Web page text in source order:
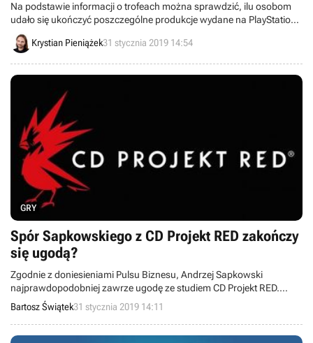
Na podstawie informacji o trofeach można sprawdzić, ilu osobom
udało się ukończyć poszczególne produkcje wydane na PlayStation
4. Jak się okazuje, większość tytułów ma problem z przykuciem
graczy do ekranów aż do finałowych scen.
Krystian Pieniążek31 stycznia 2019 14:54
GRY
Spór Sapkowskiego z CD Projekt RED zakończy
się ugodą?
Zgodnie z doniesieniami Pulsu Biznesu, Andrzej Sapkowski
najprawdopodobniej zawrze ugodę ze studiem CD Projekt RED.
Sprawa dotyczy głośnych roszczeń finansowych z końcówki
zeszłego roku.
Bartosz Świątek31 stycznia 2019 14:11